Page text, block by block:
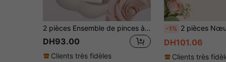
2 pièces Ensemble de pinces à cheveux de luxe avec perle en forme de cœur et nœud, pince latérale pour étudiante de plus de 14 ans, accessoires capillaires à l'atmosphère douce, polyvalents pour les jeunes filles
DH93.00
Clients très fidèles
-1% 2 pièces Nœuds de cheveux en tulle rose pour filles, décoration de perles, strass et broderie de marguerite, pinces
DH101.06
Clients très